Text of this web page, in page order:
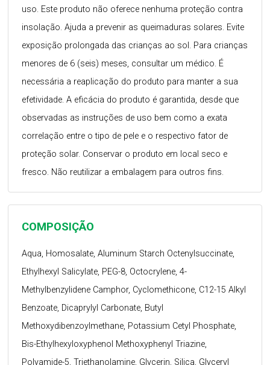
COMPOSIÇÃO
Aqua, Homosalate, Aluminum Starch Octenylsuccinate,
Ethylhexyl Salicylate, PEG-8, Octocrylene, 4-
Methylbenzylidene Camphor, Cyclomethicone, C12-15 Alkyl
Benzoate, Dicaprylyl Carbonate, Butyl
Methoxydibenzoylmethane, Potassium Cetyl Phosphate,
Bis-Ethylhexyloxyphenol Methoxyphenyl Triazine,
Polyamide-5, Triethanolamine, Glycerin, Silica, Glyceryl
uso. Este produto não oferece nenhuma proteção contra
insolação. Ajuda a prevenir as queimaduras solares. Evite
exposição prolongada das crianças ao sol. Para crianças
menores de 6 (seis) meses, consultar um médico. É
necessária a reaplicação do produto para manter a sua
efetividade. A eficácia do produto é garantida, desde que
observadas as instruções de uso bem como a exata
correlação entre o tipo de pele e o respectivo fator de
proteção solar. Conservar o produto em local seco e
fresco. Não reutilizar a embalagem para outros fins.